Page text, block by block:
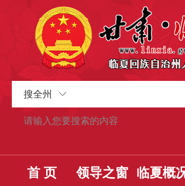
搜全州
首 页 领导之窗 临夏概